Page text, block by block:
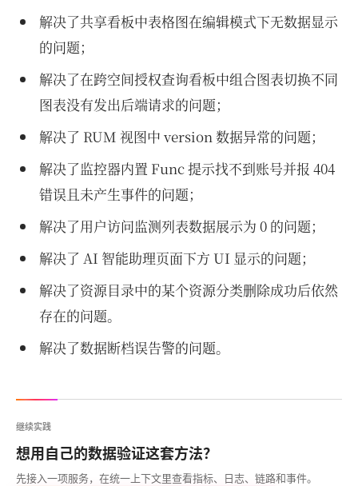
解决了共享看板中表格图在编辑模式下无数据显示
的问题；
解决了在跨空间授权查询看板中组合图表切换不同
图表没有发出后端请求的问题；
解决了 RUM 视图中 version 数据异常的问题；
解决了监控器内置 Func 提示找不到账号并报 404
错误且未产生事件的问题；
解决了用户访问监测列表数据展示为 0 的问题；
解决了 AI 智能助理页面下方 UI 显示的问题；
解决了资源目录中的某个资源分类删除成功后依然
存在的问题。
解决了数据断档误告警的问题。
继续实践
想用自己的数据验证这套方法？
先接入一项服务，在统一上下文里查看指标、日志、链路和事件。